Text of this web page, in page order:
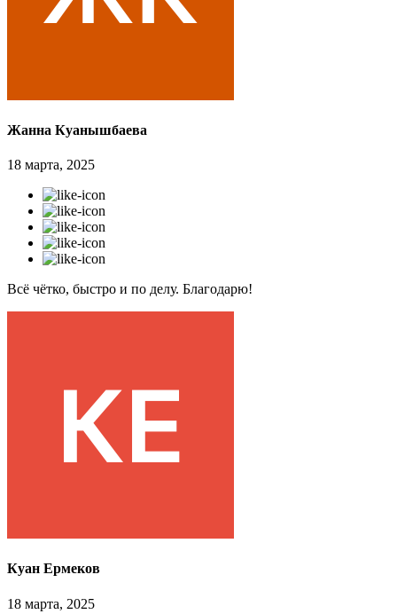
Жанна Куанышбаева
18 марта, 2025
Всё чётко, быстро и по делу. Благодарю!
Куан Ермеков
18 марта, 2025